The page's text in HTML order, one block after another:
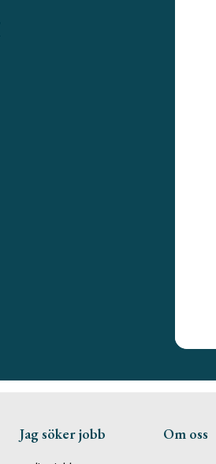
Jag söker jobb Om oss